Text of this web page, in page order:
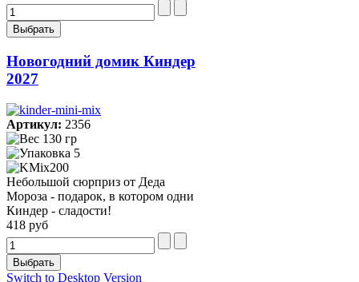
Новогодний домик Киндер
2027
Артикул: 2356
130 гр
5
Небольшой сюрприз от Деда
Мороза - подарок, в котором одни
Киндер - сладости!
418 руб
Switch to Desktop Version